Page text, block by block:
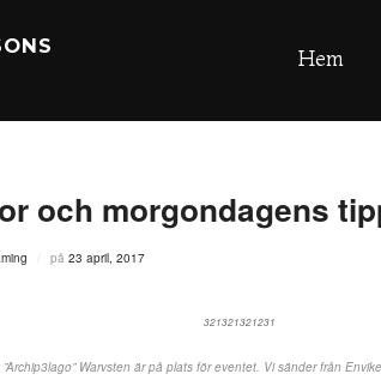
Hem
och morgondagens
på Publicerat
23 april, 2017
”Archip3lago” Warvsten är på plats för eventet. Vi sänder från